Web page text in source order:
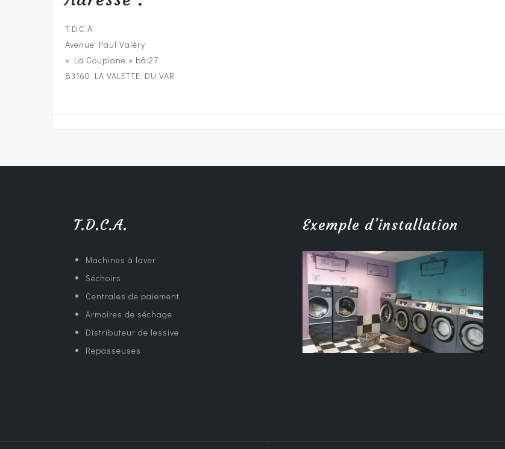
T.D.C.A
Avenue Paul Valéry
« La Coupiane » bâ:27
83160 LA VALETTE DU VAR
T.D.C.A.
Machines à laver
Séchoirs
Centrales de paiement
Armoires de séchage
Distributeur de lessive
Repasseuses
Exemple d’installation